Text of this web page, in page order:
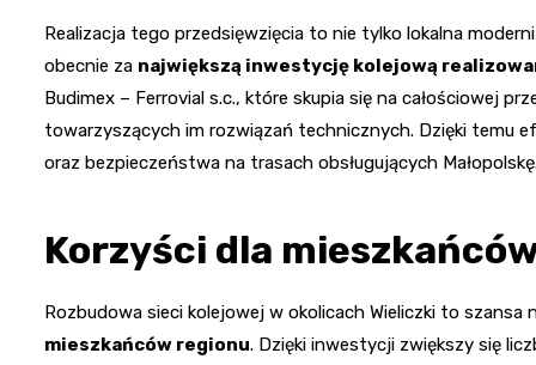
Realizacja tego przedsięwzięcia to nie tylko lokalna
obecnie za największą inwestycję kolejową
Budimex – Ferrovial s.c., które skupia się na całościowej
towarzyszących im rozwiązań technicznych. Dzięki temu
oraz bezpieczeństwa na trasach obsługujących
Korzyści dla
Rozbudowa sieci kolejowej w okolicach Wieliczki to szansa
mieszkańców regionu. Dzięki inwestycji zwiększy się